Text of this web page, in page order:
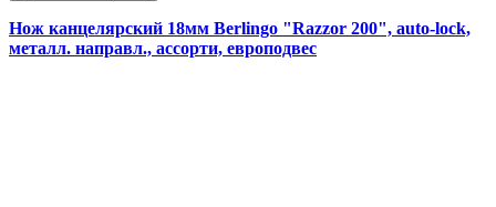
Нож канцелярский 18мм Berlingo "Razzor 200", auto-lock,
металл. направл., ассорти, европодвес